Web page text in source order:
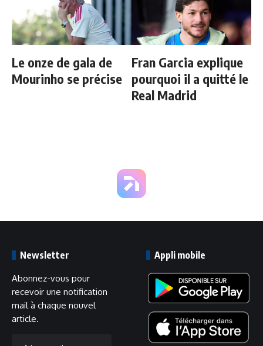
Le onze de gala de
Mourinho se précise
Fran Garcia explique
pourquoi il a quitté le
Real Madrid
Newsletter
Abonnez-vous pour
recevoir une notification
mail à chaque nouvel
article.
Appli mobile